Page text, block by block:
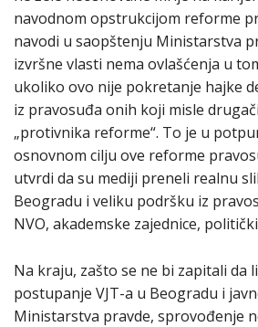
navodnom opstrukcijom reforme
navodi u saopštenju Ministarstva
izvršne vlasti nema ovlašćenja u
ukoliko ovo nije pokretanje hajke
iz pravosuđa onih koji misle
„protivnika reforme“. To je u
osnovnom cilju ove reforme
utvrdi da su mediji preneli realnu
Beogradu i veliku podršku iz
NVO, akademske zajednice,
Na kraju, zašto se ne bi zapitali da
postupanje VJT-a u Beogradu i
Ministarstva pravde, sprovođenje